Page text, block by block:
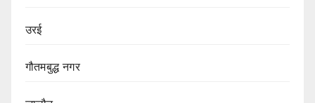
उरई
गौतमबुद्ध नगर